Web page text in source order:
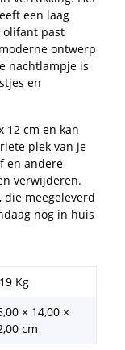
een laag
olifant past
ontwerp
nachtlampje is
en
12 cm en kan
plek van je
en andere
verwijderen.
die meegeleverd
nog in huis
Kg
× 14,00 ×
cm